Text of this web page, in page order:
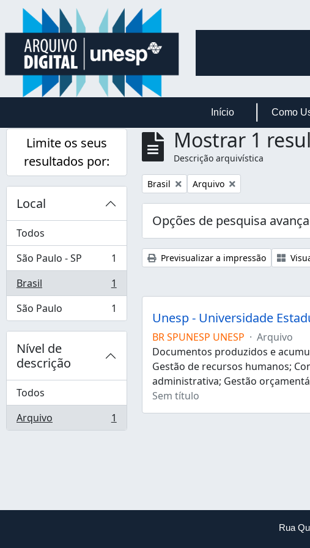
Skip to main content
Início Como
Limite os seus
resultados por:
Local
Todos
São Paulo - SP
, 1 resultados
1
Brasil
, 1 resultados
1
São Paulo
, 1 resultados 1
Nível de
descrição
Todos
Arquivo
, 1 resultados 1
Mostrar 1
Descrição arquivística
Remover filtro:
Brasil Remover filtro:
Arquivo
Opções de pesquisa
Previsualizar a impressão
Unesp - Universidade
BR SPUNESP UNESP · Arquivo
Documentos produzidos e
Gestão de recursos humanos;
administrativa; Gestão
Sem título
Rua